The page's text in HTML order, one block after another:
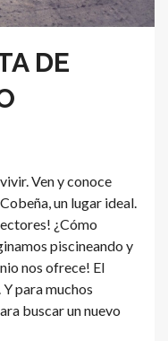
DE
Ven y conoce
un lugar ideal.
¿Cómo
piscineando y
nos ofrece! El
para muchos
buscar un nuevo